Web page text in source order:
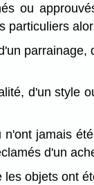
ou
particuliers
d'un style
jamais
d'un
objets ont